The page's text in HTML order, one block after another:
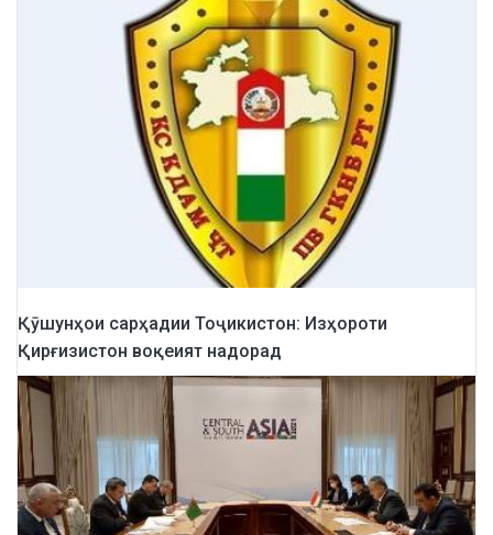
Қӯшунҳои сарҳадии Тоҷикистон: Изҳороти
Қирғизистон воқеият надорад